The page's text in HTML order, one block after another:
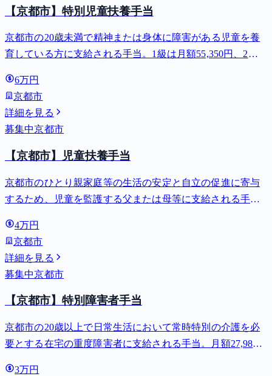
【京都市】特別児童扶養手当
京都市の20歳未満で精神または身体に障害がある児童を養
育している方に支給される手当。1級は月額55,350円、2級
6万円
京都市
詳細を見る
募集中京都市
【京都市】児童扶養手当
京都市のひとり親家庭等の生活の安定と自立の促進に寄与
するため、児童を監護する父または母等に支給される手
4万円
京都市
詳細を見る
募集中京都市
【京都市】特別障害者手当
京都市の20歳以上で日常生活において常時特別の介護を必
要とする在宅の重度障害者に支給される手当。月額27,980
3万円